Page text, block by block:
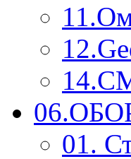
01.